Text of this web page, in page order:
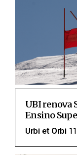
UBI renova
Ensino
Urbi et Orbi